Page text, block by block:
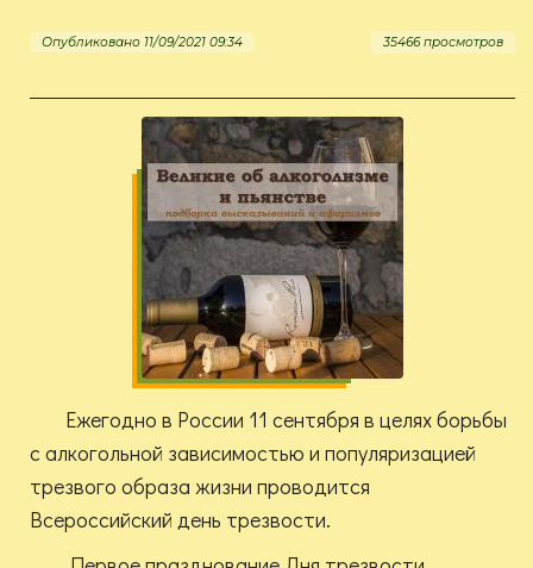
Опубликовано 11/09/2021 09:34 35466 просмотров
Ежегодно в России 11 сентября в целях борьбы
с алкогольной зависимостью и популяризацией
трезвого образа жизни проводится
Всероссийский день трезвости.